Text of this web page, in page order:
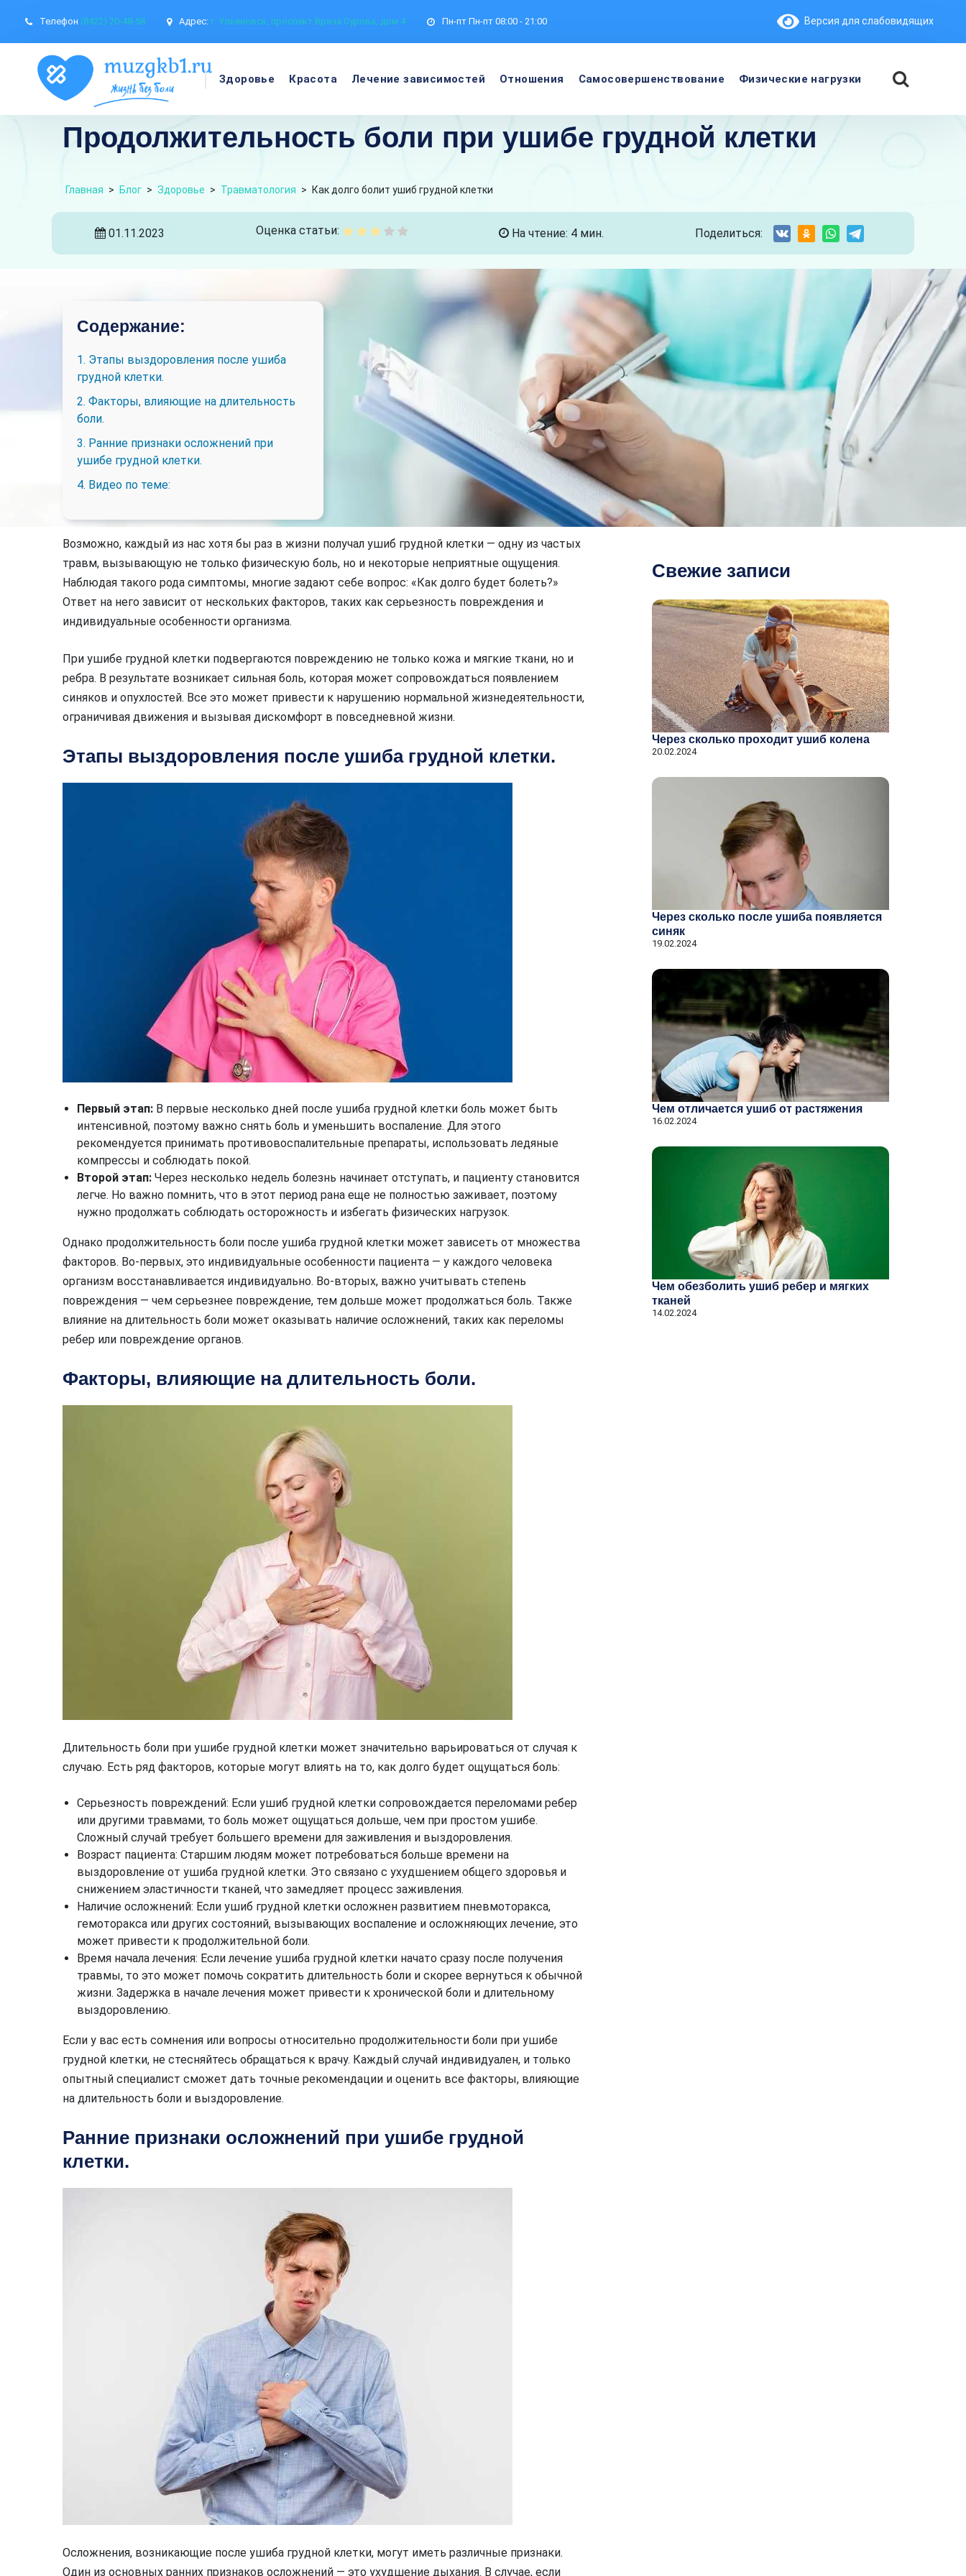
Телефон (8422) 20-48-58 Адрес: г. Ульяновск, проспект Врача Сурова, дом 4 Пн-пт Пн-пт 08:00 - 21:00 Версия для слабовидящих
Здоровье Красота Лечение зависимостей Отношения Самосовершенствование Физические нагрузки
Продолжительность боли при ушибе грудной клетки
Главная > Блог > Здоровье > Травматология > Как долго болит ушиб грудной клетки
01.11.2023 Оценка статьи: На чтение: 4 мин. Поделиться:
Содержание:
1. Этапы выздоровления после ушиба
грудной клетки.
2. Факторы, влияющие на длительность
боли.
3. Ранние признаки осложнений при
ушибе грудной клетки.
4. Видео по теме:
Возможно, каждый из нас хотя бы раз в жизни получал ушиб грудной клетки — одну из частых
травм, вызывающую не только физическую боль, но и некоторые неприятные ощущения.
Наблюдая такого рода симптомы, многие задают себе вопрос: «Как долго будет болеть?»
Ответ на него зависит от нескольких факторов, таких как серьезность повреждения и
индивидуальные особенности организма.
При ушибе грудной клетки подвергаются повреждению не только кожа и мягкие ткани, но и
ребра. В результате возникает сильная боль, которая может сопровождаться появлением
синяков и опухлостей. Все это может привести к нарушению нормальной жизнедеятельности,
ограничивая движения и вызывая дискомфорт в повседневной жизни.
Этапы выздоровления после ушиба грудной клетки.
Первый этап: В первые несколько дней после ушиба грудной клетки боль может быть
интенсивной, поэтому важно снять боль и уменьшить воспаление. Для этого
рекомендуется принимать противовоспалительные препараты, использовать ледяные
компрессы и соблюдать покой.
Второй этап: Через несколько недель болезнь начинает отступать, и пациенту становится
легче. Но важно помнить, что в этот период рана еще не полностью заживает, поэтому
нужно продолжать соблюдать осторожность и избегать физических нагрузок.
Однако продолжительность боли после ушиба грудной клетки может зависеть от множества
факторов. Во-первых, это индивидуальные особенности пациента — у каждого человека
организм восстанавливается индивидуально. Во-вторых, важно учитывать степень
повреждения — чем серьезнее повреждение, тем дольше может продолжаться боль. Также
влияние на длительность боли может оказывать наличие осложнений, таких как переломы
ребер или повреждение органов.
Факторы, влияющие на длительность боли.
Длительность боли при ушибе грудной клетки может значительно варьироваться от случая к
случаю. Есть ряд факторов, которые могут влиять на то, как долго будет ощущаться боль:
Серьезность повреждений: Если ушиб грудной клетки сопровождается переломами ребер
или другими травмами, то боль может ощущаться дольше, чем при простом ушибе.
Сложный случай требует большего времени для заживления и выздоровления.
Возраст пациента: Старшим людям может потребоваться больше времени на
выздоровление от ушиба грудной клетки. Это связано с ухудшением общего здоровья и
снижением эластичности тканей, что замедляет процесс заживления.
Наличие осложнений: Если ушиб грудной клетки осложнен развитием пневмоторакса,
гемоторакса или других состояний, вызывающих воспаление и осложняющих лечение, это
может привести к продолжительной боли.
Время начала лечения: Если лечение ушиба грудной клетки начато сразу после получения
травмы, то это может помочь сократить длительность боли и скорее вернуться к обычной
жизни. Задержка в начале лечения может привести к хронической боли и длительному
выздоровлению.
Если у вас есть сомнения или вопросы относительно продолжительности боли при ушибе
грудной клетки, не стесняйтесь обращаться к врачу. Каждый случай индивидуален, и только
опытный специалист сможет дать точные рекомендации и оценить все факторы, влияющие
на длительность боли и выздоровление.
Ранние признаки осложнений при ушибе грудной
клетки.
Осложнения, возникающие после ушиба грудной клетки, могут иметь различные признаки.
Один из основных ранних признаков осложнений — это ухудшение дыхания. В случае, если
Свежие записи
Через сколько проходит ушиб колена
20.02.2024
Через сколько после ушиба появляется
синяк
19.02.2024
Чем отличается ушиб от растяжения
16.02.2024
Чем обезболить ушиб ребер и мягких
тканей
14.02.2024